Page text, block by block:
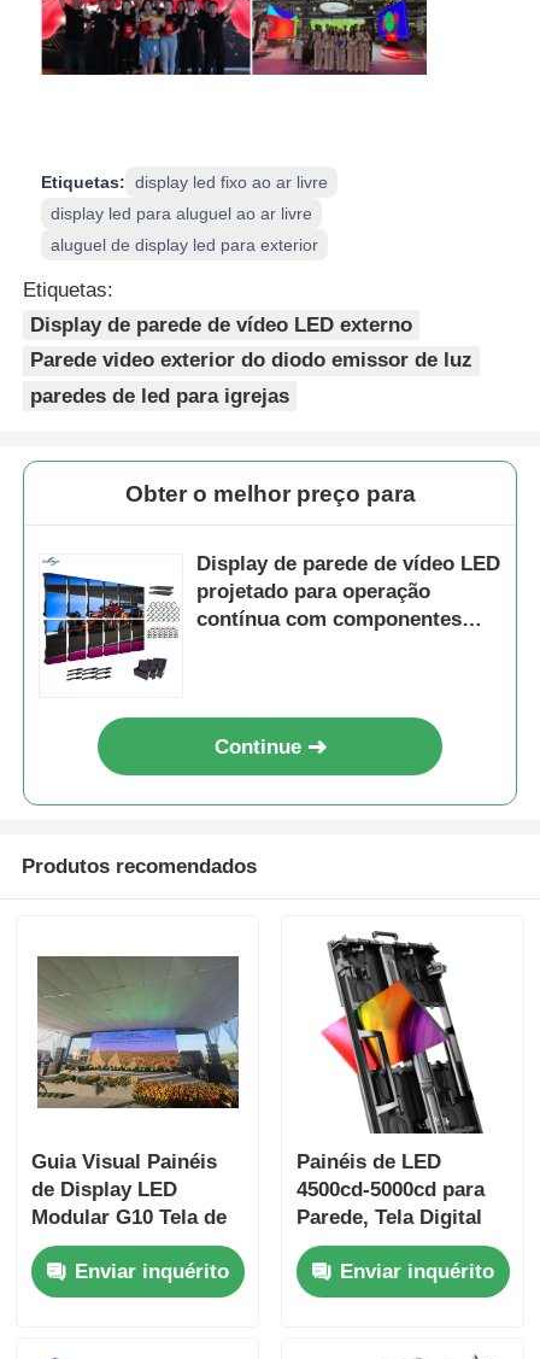
Etiquetas: display led fixo ao ar livre
display led para aluguel ao ar livre
aluguel de display led para exterior
Etiquetas:
Display de parede de vídeo LED externo
Parede video exterior do diodo emissor de luz
paredes de led para igrejas
Obter o melhor preço para
Display de parede de vídeo LED
projetado para operação
contínua com componentes
Continue
Produtos recomendados
Guia Visual Painéis
de Display LED
Modular G10 Tela de
LED Personalizada
para Uso Interno e
Externo
Enviar inquérito
Painéis de LED
4500cd-5000cd para
Parede, Tela Digital
para Publicidade
ExternaEnviar inquérito